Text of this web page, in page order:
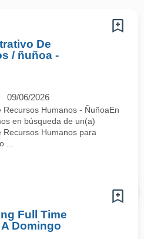
De
/ ñuñoa -
09/06/2026
Humanos - ÑuñoaEn
en búsqueda de un(a)
Recursos Humanos para
...
Full Time
Domingo